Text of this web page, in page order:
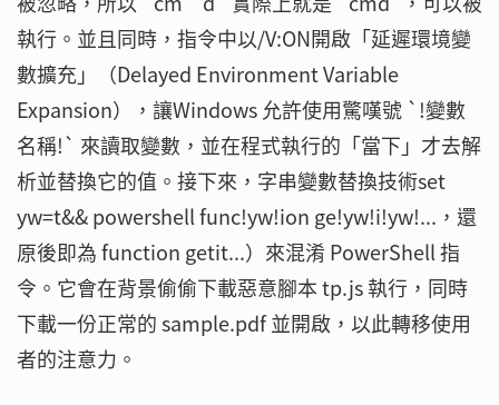
執行。並且同時，指令中以/V:ON開啟「延遲環境變
數擴充」（Delayed Environment Variable
Expansion），讓Windows 允許使用驚嘆號 `!變數
名稱!` 來讀取變數，並在程式執行的「當下」才去解
析並替換它的值。接下來，字串變數替換技術set
yw=t&& powershell func!yw!ion ge!yw!i!yw!...，還
原後即為 function getit...）來混淆 PowerShell 指
令。它會在背景偷偷下載惡意腳本 tp.js 執行，同時
下載一份正常的 sample.pdf 並開啟，以此轉移使用
者的注意力。